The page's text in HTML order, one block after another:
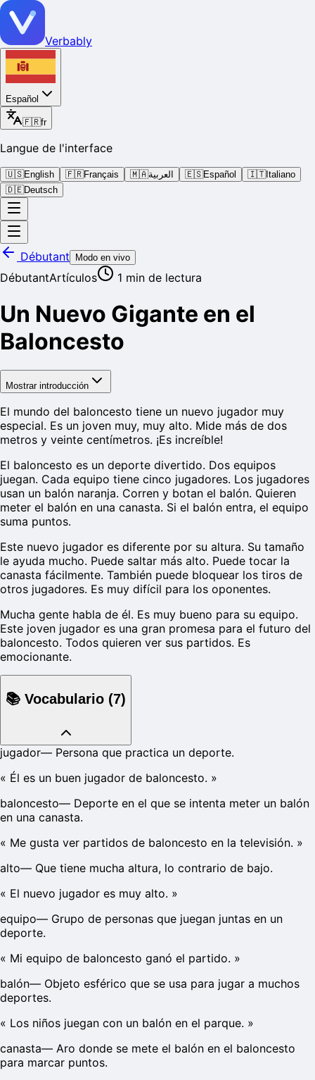
Verbably
Español
🇫🇷fr
Langue de l'interface
🇺🇸English 🇫🇷Français 🇲🇦العربية 🇪🇸Español 🇮🇹Italiano
🇩🇪Deutsch
Débutant Modo en vivo
DébutantArtículos 1 min de lectura
Un Nuevo Gigante en el
Baloncesto
Mostrar introducción
El mundo del baloncesto tiene un nuevo jugador muy
especial. Es un joven muy, muy alto. Mide más de dos
metros y veinte centímetros. ¡Es increíble!
El baloncesto es un deporte divertido. Dos equipos
juegan. Cada equipo tiene cinco jugadores. Los jugadores
usan un balón naranja. Corren y botan el balón. Quieren
meter el balón en una canasta. Si el balón entra, el equipo
suma puntos.
Este nuevo jugador es diferente por su altura. Su tamaño
le ayuda mucho. Puede saltar más alto. Puede tocar la
canasta fácilmente. También puede bloquear los tiros de
otros jugadores. Es muy difícil para los oponentes.
Mucha gente habla de él. Es muy bueno para su equipo.
Este joven jugador es una gran promesa para el futuro del
baloncesto. Todos quieren ver sus partidos. Es
emocionante.
📚 Vocabulario (7)
jugador— Persona que practica un deporte.
« Él es un buen jugador de baloncesto. »
baloncesto— Deporte en el que se intenta meter un balón
en una canasta.
« Me gusta ver partidos de baloncesto en la televisión. »
alto— Que tiene mucha altura, lo contrario de bajo.
« El nuevo jugador es muy alto. »
equipo— Grupo de personas que juegan juntas en un
deporte.
« Mi equipo de baloncesto ganó el partido. »
balón— Objeto esférico que se usa para jugar a muchos
deportes.
« Los niños juegan con un balón en el parque. »
canasta— Aro donde se mete el balón en el baloncesto
para marcar puntos.